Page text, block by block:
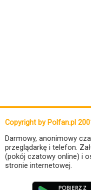
Copyright by Polfan.pl
Darmowy, anonimowy
przeglądarkę i telefon.
(pokój czatowy online) i
stronie internetowej.